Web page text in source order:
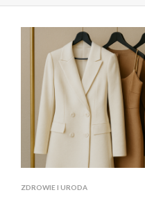
ZDROWIE I URODA